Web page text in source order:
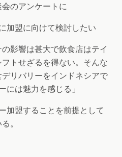
のアンケートに
加盟に向けて検討したい
影響は甚大で飲食店はテイ
トせざるを得ない。そんな
リバリーをインドネシアで
には魅力を感じる」
加盟することを前提として
。